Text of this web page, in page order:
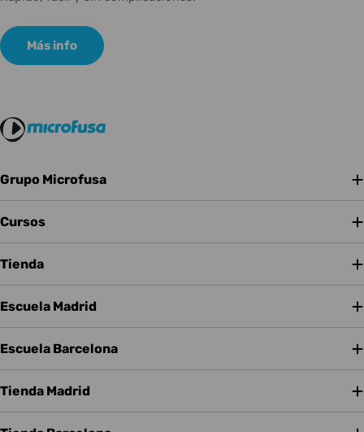
Más info
Grupo Microfusa
Cursos
Tienda
Escuela Madrid
Escuela Barcelona
Tienda Madrid